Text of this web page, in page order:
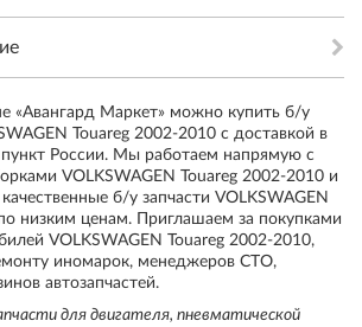
«Авангард Маркет» можно купить б/у
Touareg 2002-2010 с доставкой в
России. Мы работаем напрямую с
VOLKSWAGEN Touareg 2002-2010 и
б/у запчасти VOLKSWAGEN
низким ценам. Приглашаем за покупками
VOLKSWAGEN Touareg 2002-2010,
иномарок, менеджеров СТО,
автозапчастей.
для двигателя, пневматической